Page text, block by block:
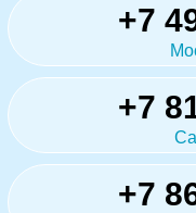
+7
+7
+7